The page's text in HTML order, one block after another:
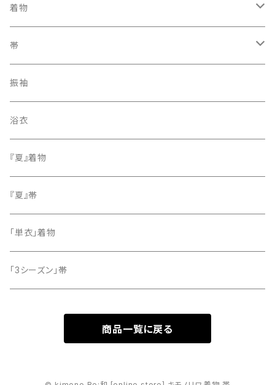
着物
訪問着・付下げ
紬
色無地
小紋
留袖
帯
袋帯
名古屋帯
振袖
浴衣
『夏』着物
『夏』帯
「単衣」着物
「3シーズン」帯
商品一覧に戻る